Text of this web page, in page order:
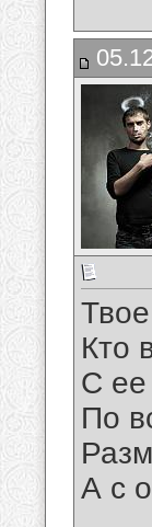
Кто
С ее
По
А с